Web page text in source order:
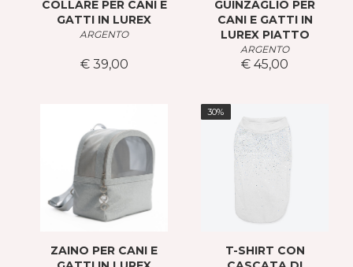
COLLARE PER CANI E
GATTI IN LUREX
ARGENTO
€ 39,00
GUINZAGLIO PER
CANI E GATTI IN
LUREX PIATTO
ARGENTO
€ 45,00
ZAINO PER CANI E
30%
T-SHIRT CON